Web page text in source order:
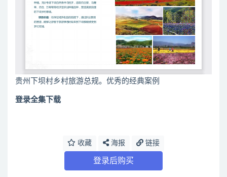
贵州下坝村乡村旅游总规。优秀的经典案例
登录全集下载
收藏 海报 链接
登录后购买